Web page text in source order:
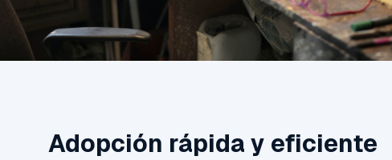
Adopción rápida y eficiente